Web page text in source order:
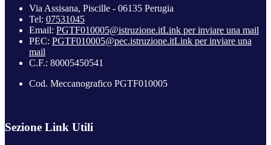
Via Assisana, Piscille - 06135 Perugia
Tel: 07531045
Email: PGTF010005@istruzione.itLink per inviare una mail
PEC: PGTF010005@pec.istruzione.itLink per inviare una
mail
C.F.: 80005450541
Cod. Meccanografico PGTF010005
Sezione Link Utili